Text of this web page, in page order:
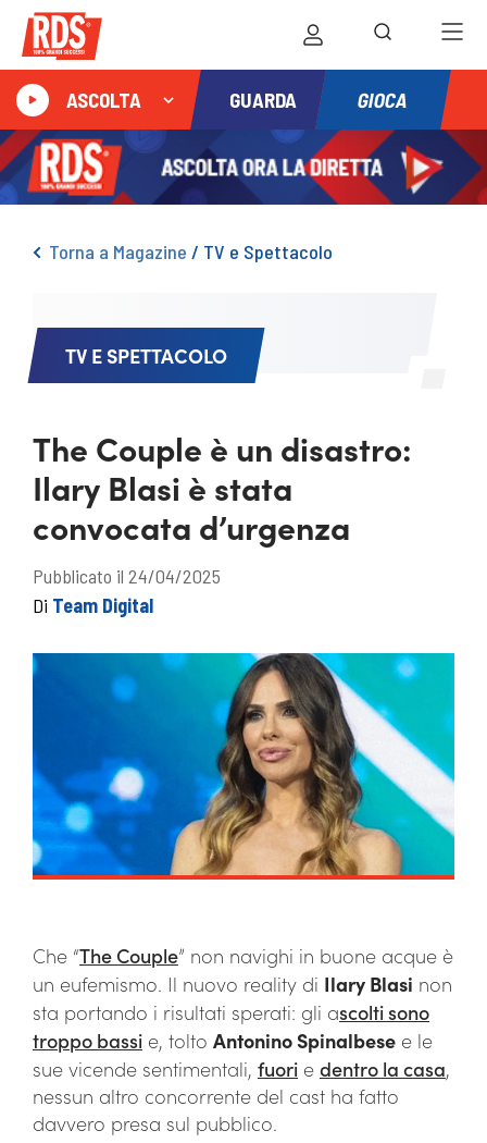
ASCOLTA GUARDA GIOCA
Torna a Magazine / TV e Spettacolo
TV E SPETTACOLO
The Couple è un disastro:
Ilary Blasi è stata
convocata d’urgenza
Pubblicato il 24/04/2025
Di Team Digital
Che “The Couple” non navighi in buone acque è
un eufemismo. Il nuovo reality di Ilary Blasi non
sta portando i risultati sperati: gli ascolti sono
troppo bassi e, tolto Antonino Spinalbese e le
sue vicende sentimentali, fuori e dentro la casa,
nessun altro concorrente del cast ha fatto
davvero presa sul pubblico.